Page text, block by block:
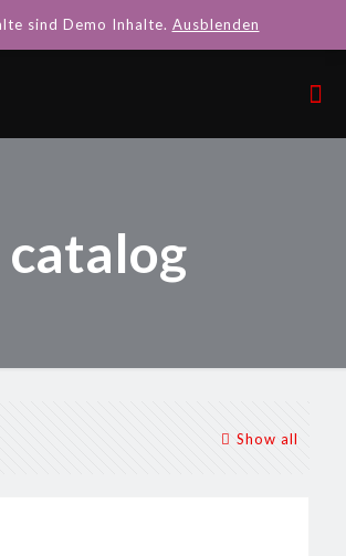
catalog
Show all
sind Demo Inhalte. Ausblenden